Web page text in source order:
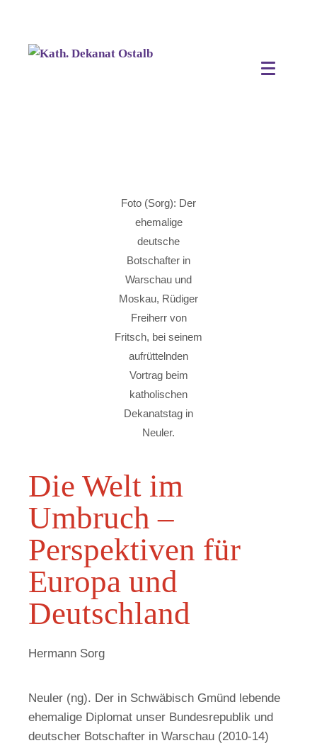
Foto (Sorg): Der
ehemalige
deutsche
Botschafter in
Warschau und
Moskau, Rüdiger
Freiherr von
Fritsch, bei seinem
aufrüttelnden
Vortrag beim
katholischen
Dekanatstag in
Neuler.
Die Welt im
Umbruch –
Perspektiven für
Europa und
Deutschland
Hermann Sorg
Neuler (ng). Der in Schwäbisch Gmünd lebende
ehemalige Diplomat unser Bundesrepublik und
deutscher Botschafter in Warschau (2010-14)